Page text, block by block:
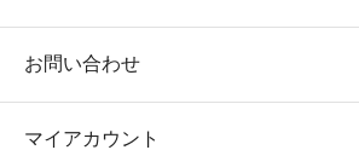
お問い合わせ
マイアカウント